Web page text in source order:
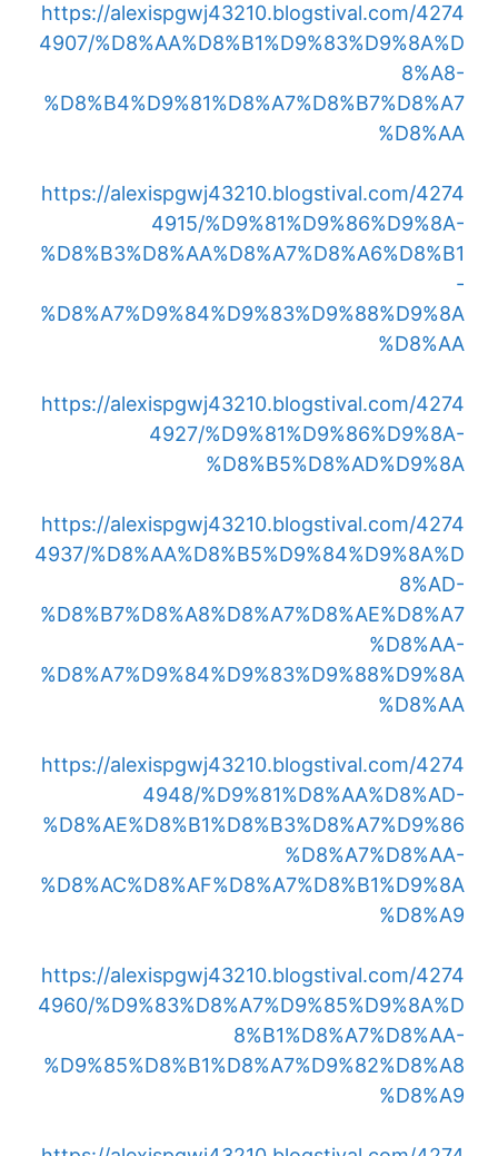
https://alexispgwj43210.blogstival.com/4274
4907/%D8%AA%D8%B1%D9%83%D9%8A%D
8%A8-
%D8%B4%D9%81%D8%A7%D8%B7%D8%A7
%D8%AA
https://alexispgwj43210.blogstival.com/4274
4915/%D9%81%D9%86%D9%8A-
%D8%B3%D8%AA%D8%A7%D8%A6%D8%B1
-
%D8%A7%D9%84%D9%83%D9%88%D9%8A
%D8%AA
https://alexispgwj43210.blogstival.com/4274
4927/%D9%81%D9%86%D9%8A-
%D8%B5%D8%AD%D9%8A
https://alexispgwj43210.blogstival.com/4274
4937/%D8%AA%D8%B5%D9%84%D9%8A%D
8%AD-
%D8%B7%D8%A8%D8%A7%D8%AE%D8%A7
%D8%AA-
%D8%A7%D9%84%D9%83%D9%88%D9%8A
%D8%AA
https://alexispgwj43210.blogstival.com/4274
4948/%D9%81%D8%AA%D8%AD-
%D8%AE%D8%B1%D8%B3%D8%A7%D9%86
%D8%A7%D8%AA-
%D8%AC%D8%AF%D8%A7%D8%B1%D9%8A
%D8%A9
https://alexispgwj43210.blogstival.com/4274
4960/%D9%83%D8%A7%D9%85%D9%8A%D
8%B1%D8%A7%D8%AA-
%D9%85%D8%B1%D8%A7%D9%82%D8%A8
%D8%A9